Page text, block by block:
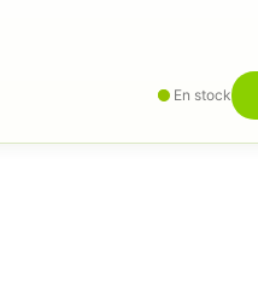
En stock